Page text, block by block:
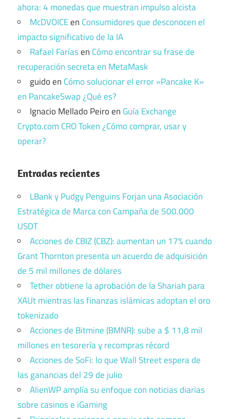
ahora: 4 monedas que muestran impulso alcista
McDVOICEen Consumidores que desconocen el
impacto significativo de la IA
Rafael Faríasen Cómo encontrar su frase de
recuperación secreta en MetaMask
guidoen Cómo solucionar el error «Pancake K»
en PancakeSwap ¿Qué es?
Ignacio Mellado Peiroen Guía Exchange
Crypto.com CRO Token ¿Cómo comprar, usar y
operar?
Entradas recientes
LBank y Pudgy Penguins Forjan una Asociación
Estratégica de Marca con Campaña de 500.000
USDT
Acciones de CBIZ (CBZ): aumentan un 17% cuando
Grant Thornton presenta un acuerdo de adquisición
de 5 mil millones de dólares
Tether obtiene la aprobación de la Shariah para
XAUt mientras las finanzas islámicas adoptan el oro
tokenizado
Acciones de Bitmine (BMNR): sube a $ 11,8 mil
millones en tesorería y recompras récord
Acciones de SoFi: lo que Wall Street espera de
las ganancias del 29 de julio
AlienWP amplía su enfoque con noticias diarias
sobre casinos e iGaming